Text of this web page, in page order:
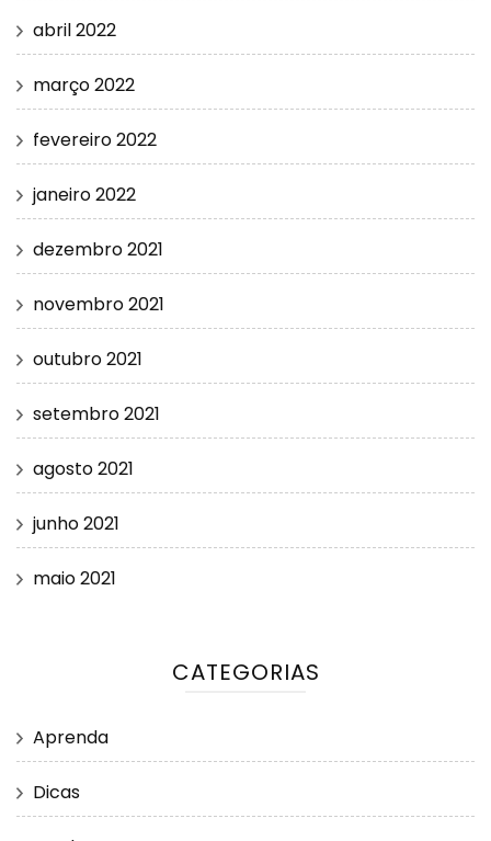
abril 2022
março 2022
fevereiro 2022
janeiro 2022
dezembro 2021
novembro 2021
outubro 2021
setembro 2021
agosto 2021
junho 2021
maio 2021
CATEGORIAS
Aprenda
Dicas